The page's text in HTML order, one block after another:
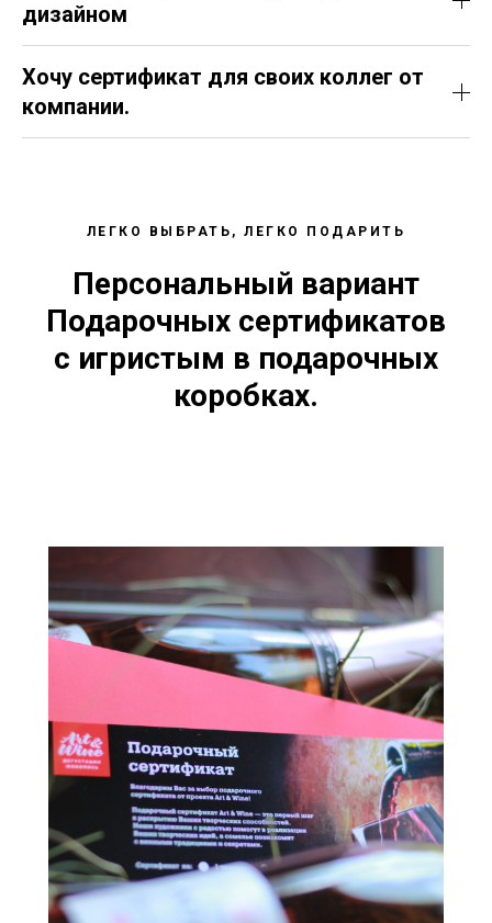
дизайном
Хочу сертификат для своих коллег от
компании.
ЛЕГКО ВЫБРАТЬ, ЛЕГКО ПОДАРИТЬ
Персональный вариант
Подарочных сертификатов
с игристым в подарочных
коробках.